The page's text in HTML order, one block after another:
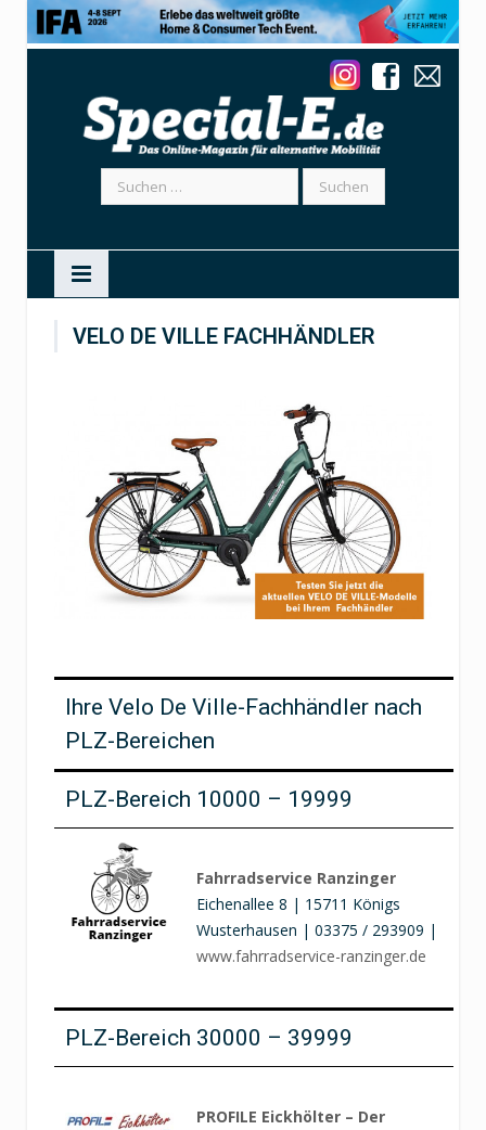
Suchen
nach:
VELO DE VILLE FACHHÄNDLER
Ihre Velo De Ville-Fachhändler nach
PLZ-Bereichen
PLZ-Bereich 10000 – 19999
Fahrradservice Ranzinger
Eichenallee 8 | 15711 Königs
Wusterhausen | 03375 / 293909 |
www.fahrradservice-ranzinger.de
PLZ-Bereich 30000 – 39999
PROFILE Eickhölter – Der